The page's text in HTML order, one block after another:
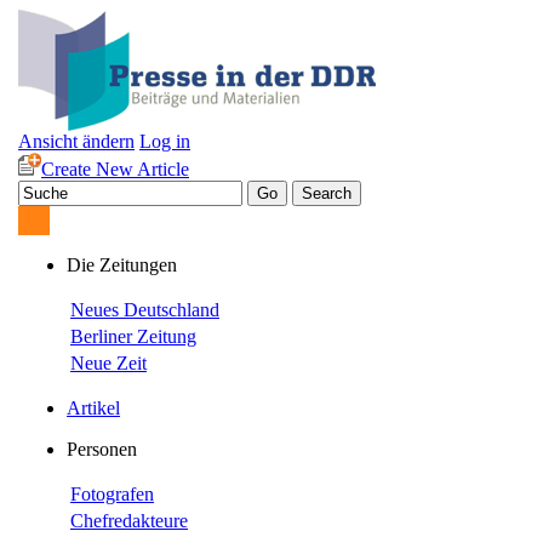
Ansicht ändern Log in
Create New Article
Die Zeitungen
Neues Deutschland
Berliner Zeitung
Neue Zeit
Artikel
Personen
Fotografen
Chefredakteure